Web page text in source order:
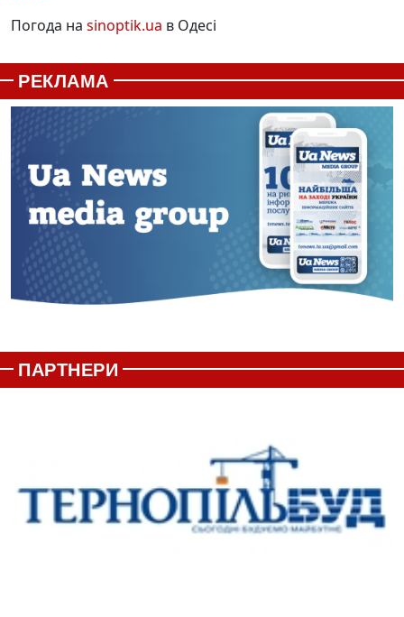
Погода на sinoptik.ua в Одесі
РЕКЛАМА
ПАРТНЕРИ